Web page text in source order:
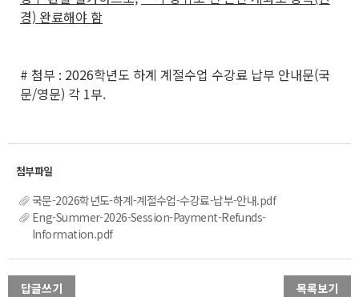
경) 완료해야 함
# 첨부 : 2026학년도 하계 계절수업 수강료 납부 안내문(국
문/영문) 각 1부.
국문-2026학년도-하계-계절수업-수강료-납부-안내.pdf
Eng-Summer-2026-Session-Payment-Refunds-
Information.pdf
답글쓰기 목록보기